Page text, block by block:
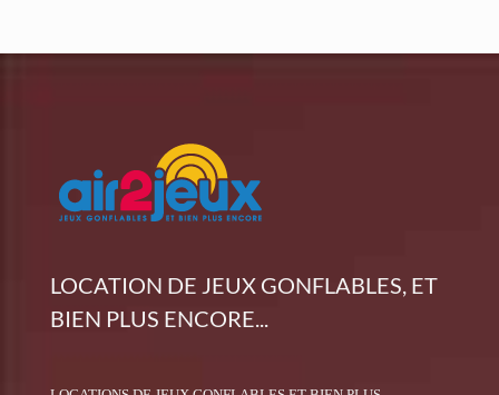
LOCATION DE JEUX GONFLABLES, ET
BIEN PLUS ENCORE...